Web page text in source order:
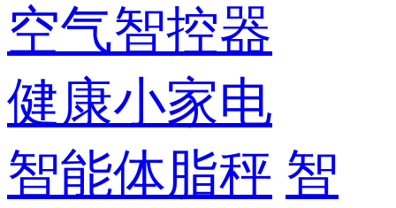
空气智控器
健康小家电
智能体脂秤 智